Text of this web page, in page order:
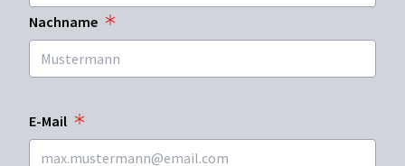
Nachname
E-Mail